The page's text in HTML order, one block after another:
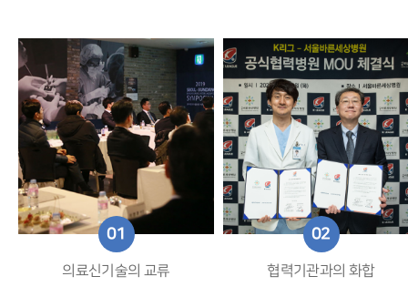
01
의료신기술의 교류
02
협력기관과의 화합